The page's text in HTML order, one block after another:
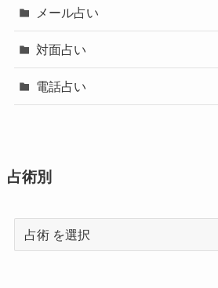
メール占い
対面占い
電話占い
占術別
術